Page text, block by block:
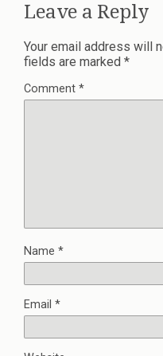
Leave a Reply
Your email address will
fields are marked *
Comment *
Name *
Email *